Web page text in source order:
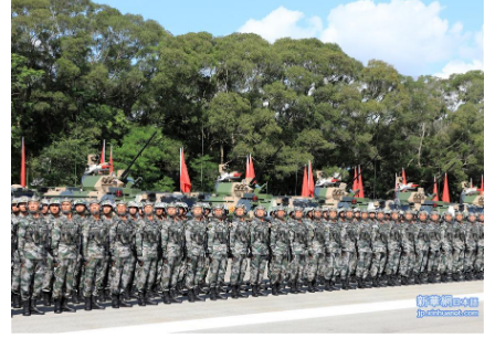
観光 評論
中日対訳